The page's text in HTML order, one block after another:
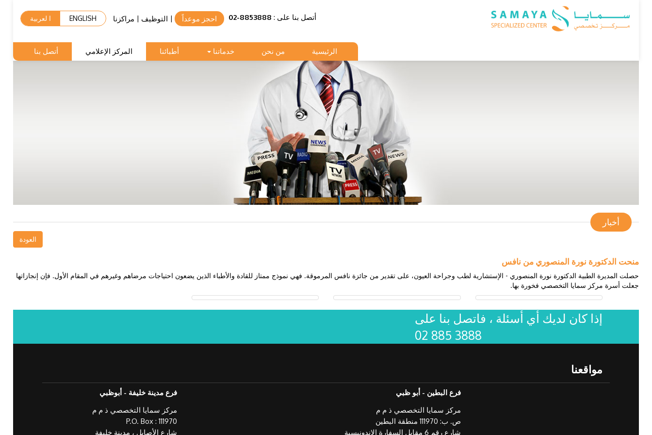
أتصل بنا على : 02-8853888 احجز موعداً ENGLISH ا لعربية مراكزنا | التوظيف |
الرئيسية من نحن خدماتنا أطبائنا المركز الإعلامي أتصل بنا
أخبار
العودة
منحت الدكتورة نورة المنصوري من نافس
حصلت المديرة الطبية الدكتورة نورة المنصوري - الإستشارية لطب وجراحة العيون، على تقدير من جائزة نافس المرموقة. فهي نموذج ممتاز للقادة والأطباء الذين يضعون احتياجات مرضاهم وغيرهم في المقام الأول. فإن إنجازاتها
جعلت أسرة مركز سمايا التخصصي فخورة بها.
إذا كان لديك أي أسئلة ، فاتصل بنا على
02 885 3888
مواقعنا
فرع البطين - أبو ظبي
مركز سمايا التخصصي ذ م م
ص. ب: 111970 منطقة البطين
شارع رقم 6 مقابل السفارة الاندونيسية
فرع مدينة خليفة - أبوظبي
مركز سمايا التخصصي ذ م م
P.O. Box : 111970
شارع الأصايل ، مدينة خليفة